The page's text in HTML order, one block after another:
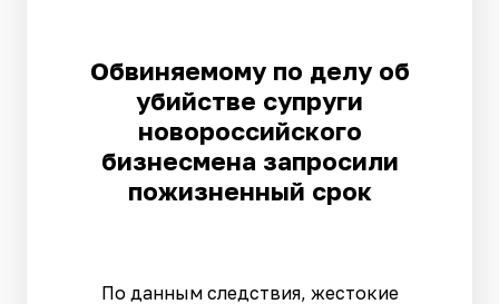
Обвиняемому по делу об
убийстве супруги
новороссийского
бизнесмена запросили
пожизненный срок
По данным следствия, жестокие